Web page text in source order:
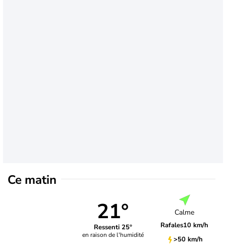
Ce matin
21°
Ressenti 25°
en raison de l'humidité
Calme
Rafales10 km/h
>50 km/h